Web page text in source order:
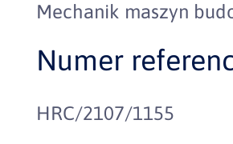
Mechanik maszyn
Numer
HRC/2107/1155